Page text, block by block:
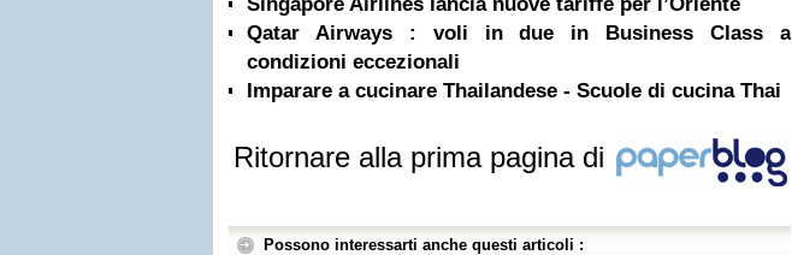
Qatar Airways : voli in due in Business Class a
condizioni eccezionali
Imparare a cucinare Thailandese - Scuole di cucina Thai
Ritornare alla prima pagina di
Possono interessarti anche questi articoli :